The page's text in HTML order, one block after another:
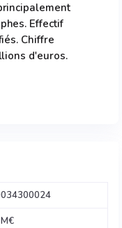
Effectif
Chiffre
d'euros.